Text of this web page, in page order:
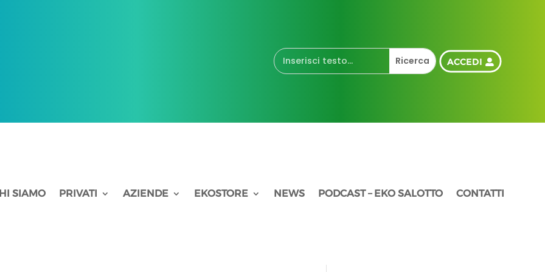
ACCEDI
SIAMO PRIVATI AZIENDE EKOSTORE NEWS PODCAST – EKO SALOTTO CONTATTI